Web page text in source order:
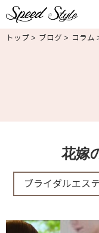
ン
テ
キ
トップ ブログ コラム
花嫁
ブライダルエステ